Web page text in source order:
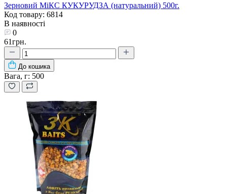
Зерновий МіКС КУКУРУДЗА (натуральний) 500г.
Код товару: 6814
В наявності
0
61грн.
До кошика
Вага, г: 500